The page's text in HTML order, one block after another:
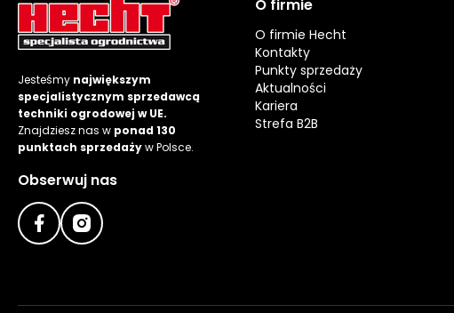
Jesteśmy największym
specjalistycznym sprzedawcą
techniki ogrodowej w UE.
Znajdziesz nas w ponad 130
punktach sprzedażyw Polsce.
Obserwuj nas
O firmie
O firmie Hecht
Kontakty
Punkty sprzedaży
Aktualności
Kariera
Strefa B2B